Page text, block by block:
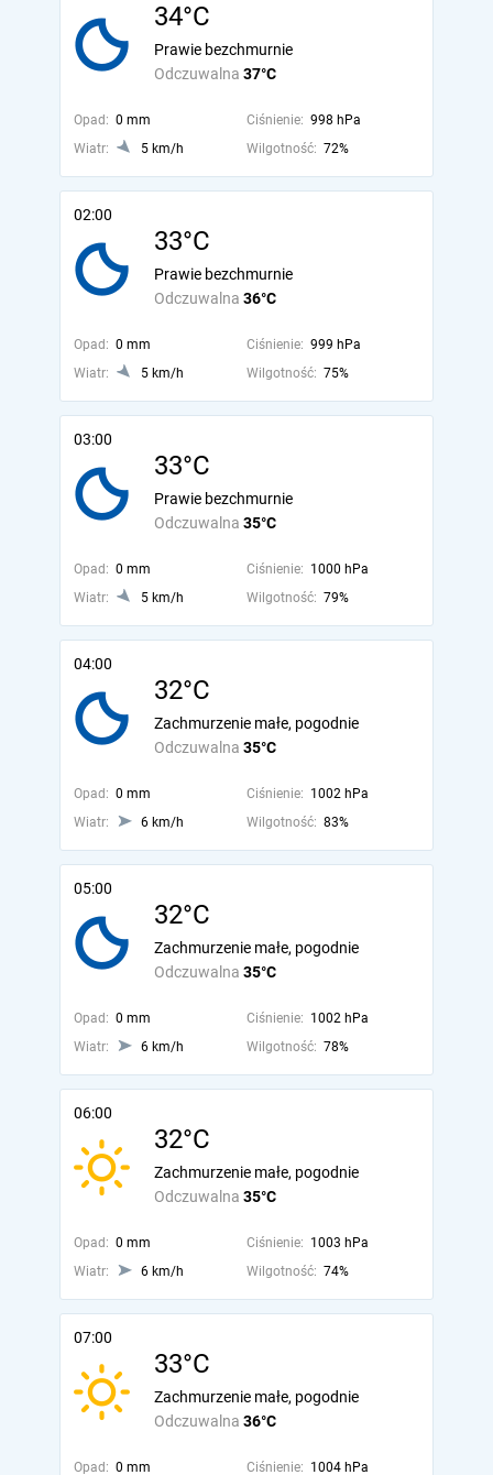
34°C
Odczuwalna 37°C
Prawie bezchmurnie
Opad: 0 mm Ciśnienie: 998 hPa
Wiatr:
5 km/h Wilgotność: 72%
02:00
33°C
Odczuwalna 36°C
Prawie bezchmurnie
Opad: 0 mm Ciśnienie: 999 hPa
Wiatr:
5 km/h Wilgotność: 75%
03:00
33°C
Odczuwalna 35°C
Prawie bezchmurnie
Opad: 0 mm Ciśnienie: 1000 hPa
Wiatr:
5 km/h Wilgotność: 79%
04:00
32°C
Odczuwalna 35°C
Zachmurzenie małe, pogodnie
Opad: 0 mm Ciśnienie: 1002 hPa
Wiatr:
6 km/h Wilgotność: 83%
05:00
32°C
Odczuwalna 35°C
Zachmurzenie małe, pogodnie
Opad: 0 mm Ciśnienie: 1002 hPa
Wiatr:
6 km/h Wilgotność: 78%
06:00
32°C
Odczuwalna 35°C
Zachmurzenie małe, pogodnie
Opad: 0 mm Ciśnienie: 1003 hPa
Wiatr:
6 km/h Wilgotność: 74%
07:00
33°C
Odczuwalna 36°C
Zachmurzenie małe, pogodnie
Opad: 0 mm Ciśnienie: 1004 hPa